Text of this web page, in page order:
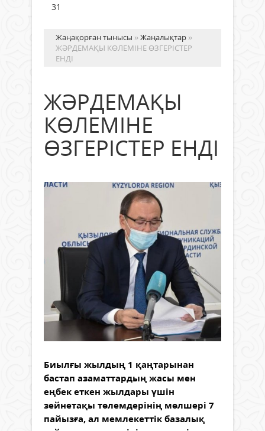
31
Жаңақорған тынысы »Жаңалықтар »
ЖӘРДЕМАҚЫ КӨЛЕМІНЕ ӨЗГЕРІСТЕР
ЕНДІ
ЖӘРДЕМАҚЫ
КӨЛЕМІНЕ
ӨЗГЕРІСТЕР ЕНДІ
Биылғы жылдың 1 қаңтарынан
бастап азаматтардың жасы мен
еңбек еткен жылдары үшін
зейнетақы төлемдерінің мөлшері 7
пайызға, ал мемлекеттік базалық